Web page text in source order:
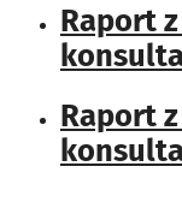
Raport
Raport